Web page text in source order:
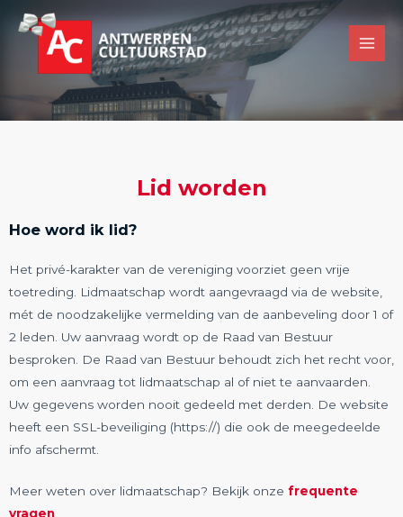
Lid worden
Hoe word ik lid?
Het privé-karakter van de vereniging voorziet geen vrije
toetreding. Lidmaatschap wordt aangevraagd via de website,
mét de noodzakelijke vermelding van de aanbeveling door 1 of
2 leden. Uw aanvraag wordt op de Raad van Bestuur
besproken. De Raad van Bestuur behoudt zich het recht voor,
om een aanvraag tot lidmaatschap al of niet te aanvaarden.
Uw gegevens worden nooit gedeeld met derden. De website
heeft een SSL-beveiliging (https://) die ook de meegedeelde
info afschermt.
Meer weten over lidmaatschap? Bekijk onze frequente
vragen.